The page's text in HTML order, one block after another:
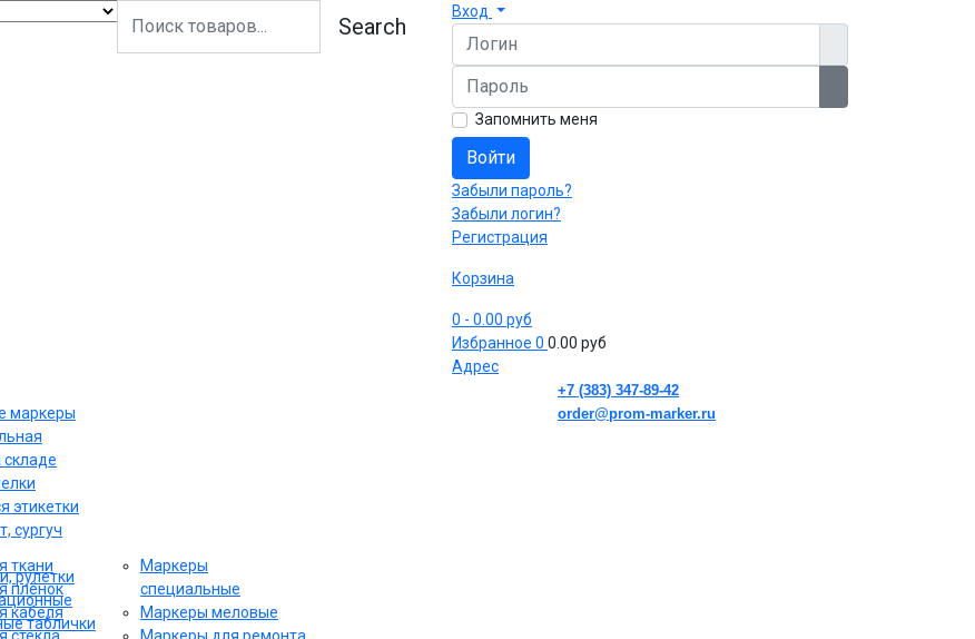
Search
Вход
Логин
Пароль
Запомнить меня
Войти
Забыли пароль?
Забыли логин?
Регистрация
Корзина
0 - 0.00 руб
Избранное 0 0.00 руб
Адрес
ткани
плёнок
кабеля
Маркеры
специальные
Маркеры меловые
маркеры
этикетки
сургуч
рулетки
таблички
+7 (383) 347-89-42
order@prom-marker.ru